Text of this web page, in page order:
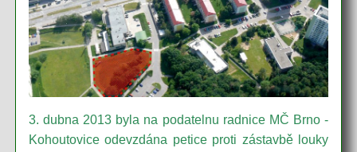
3. dubna 2013 byla na podatelnu radnice MČ Brno -
Kohoutovice odevzdána petice proti zástavbě louky